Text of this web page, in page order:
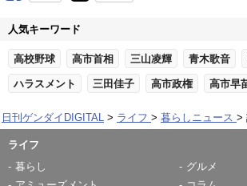
人気キーワード
高校野球 高市首相 三山凌輝 青木歌音
ハラスメント 三田佳子 高市政権 高市早
日刊ゲンダイDIGITAL ライフ 暮らしニュース
ライフ
暮らし
グルメ